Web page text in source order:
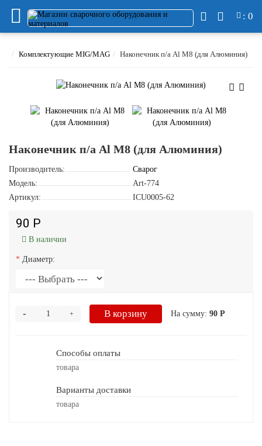
: 0
Комплектующие MIG/MAG Наконечник п/а Al М8 (для Алюминия)
Наконечник п/а Al М8 (для Алюминия)
Производитель:
Сварог
Модель:
Art-774
Артикул:
ICU0005-62
90 Р
В наличии
Диаметр:
+
- В корзину На сумму: 90 Р
Способы оплаты
товара
Варианты доставки
товара